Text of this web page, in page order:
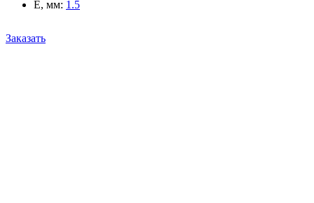
E, мм: 1.5
Заказать